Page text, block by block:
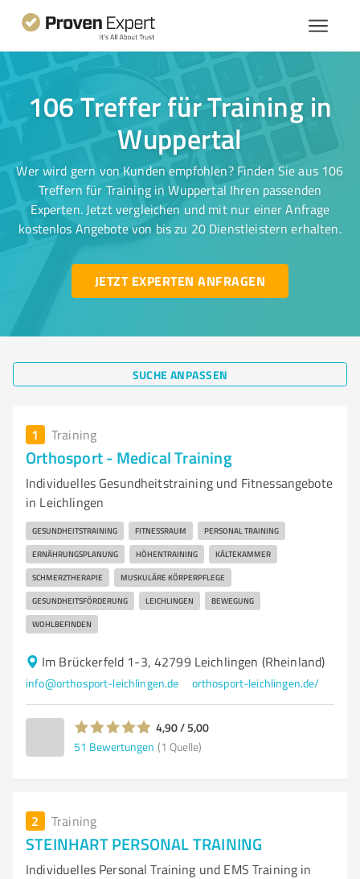
106 Treffer für Training in
Wuppertal
Wer wird gern von Kunden empfohlen? Finden Sie aus 106
Treffern für Training in Wuppertal Ihren passenden
Experten. Jetzt vergleichen und mit nur einer Anfrage
kostenlos Angebote von bis zu 20 Dienstleistern erhalten.
JETZT EXPERTEN ANFRAGEN
SUCHE ANPASSEN
1 Training
Orthosport - Medical Training
Individuelles Gesundheitstraining und Fitnessangebote
in Leichlingen
GESUNDHEITSTRAINING FITNESSRAUM PERSONAL TRAINING
ERNÄHRUNGSPLANUNG HÖHENTRAINING KÄLTEKAMMER
SCHMERZTHERAPIE MUSKULÄRE KÖRPERPFLEGE
GESUNDHEITSFÖRDERUNG LEICHLINGEN BEWEGUNG
WOHLBEFINDEN
Im Brückerfeld 1-3, 42799 Leichlingen (Rheinland)
info@orthosport-leichlingen.de orthosport-leichlingen.de/
4,90 / 5,00
51 Bewertungen (1 Quelle)
2 Training
STEINHART PERSONAL TRAINING
Individuelles Personal Training und EMS Training in